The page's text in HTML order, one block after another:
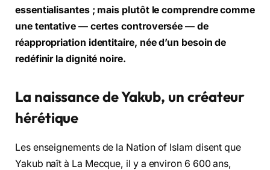
essentialisantes ; mais plutôt le comprendre comme
une tentative — certes controversée — de
réappropriation identitaire, née d’un besoin de
redéfinir la dignité noire.
La naissance de Yakub, un créateur
hérétique
Les enseignements de la Nation of Islam disent que
Yakub naît à La Mecque, il y a environ 6 600 ans,